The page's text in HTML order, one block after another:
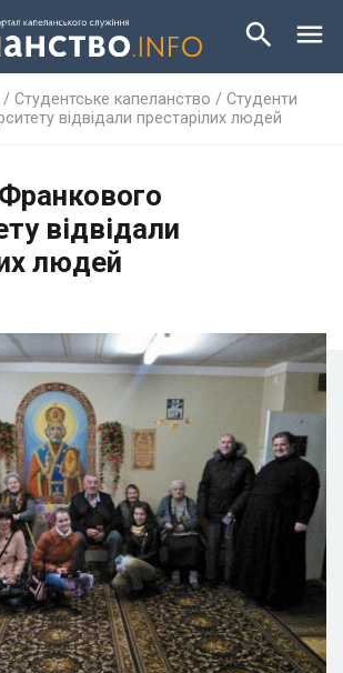
/ Студентське капеланство / Студенти
відвідали престарілих людей
відвідали
людей